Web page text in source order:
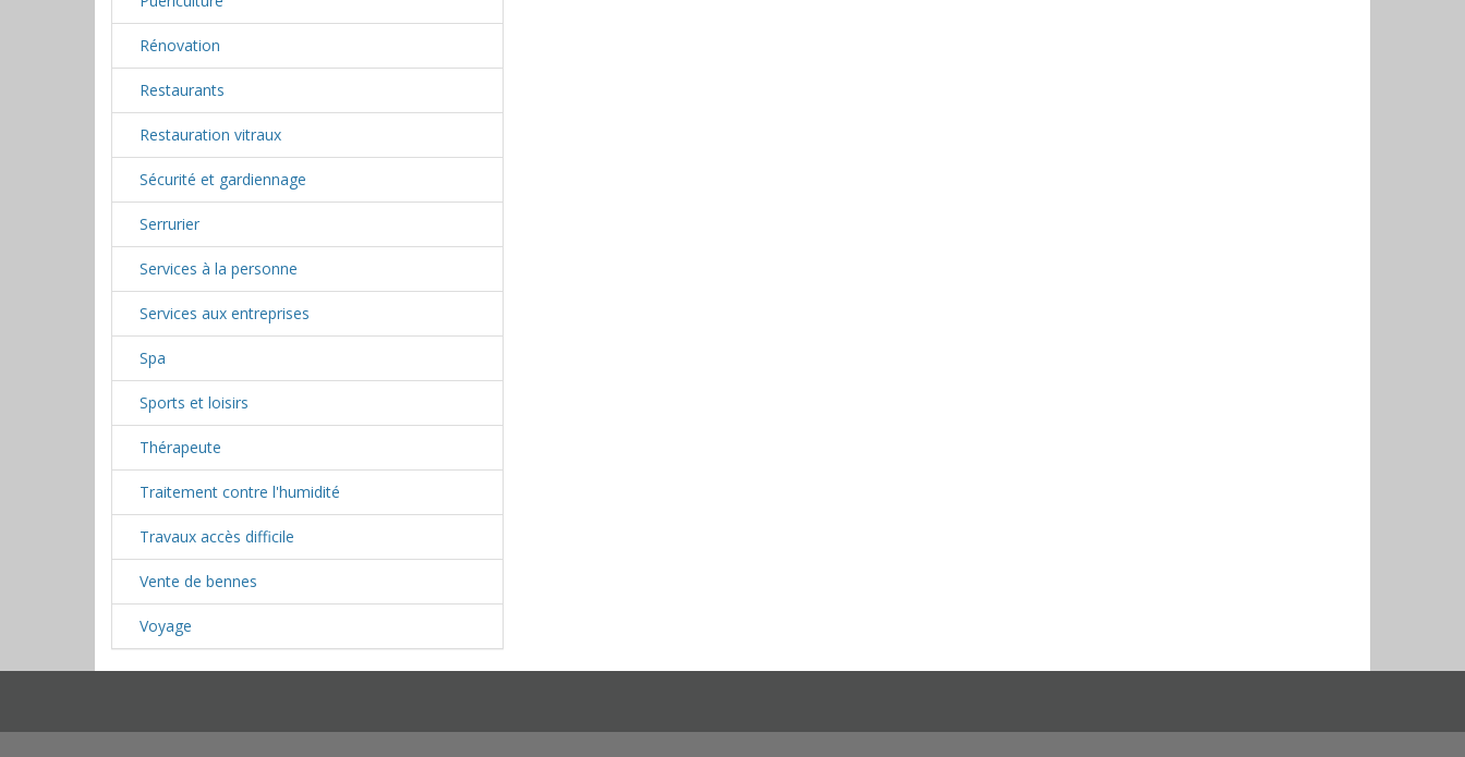
Rénovation
Restaurants
Restauration vitraux
Sécurité et gardiennage
Serrurier
Services à la personne
Services aux entreprises
Spa
Sports et loisirs
Thérapeute
Traitement contre l'humidité
Travaux accès difficile
Vente de bennes
Voyage